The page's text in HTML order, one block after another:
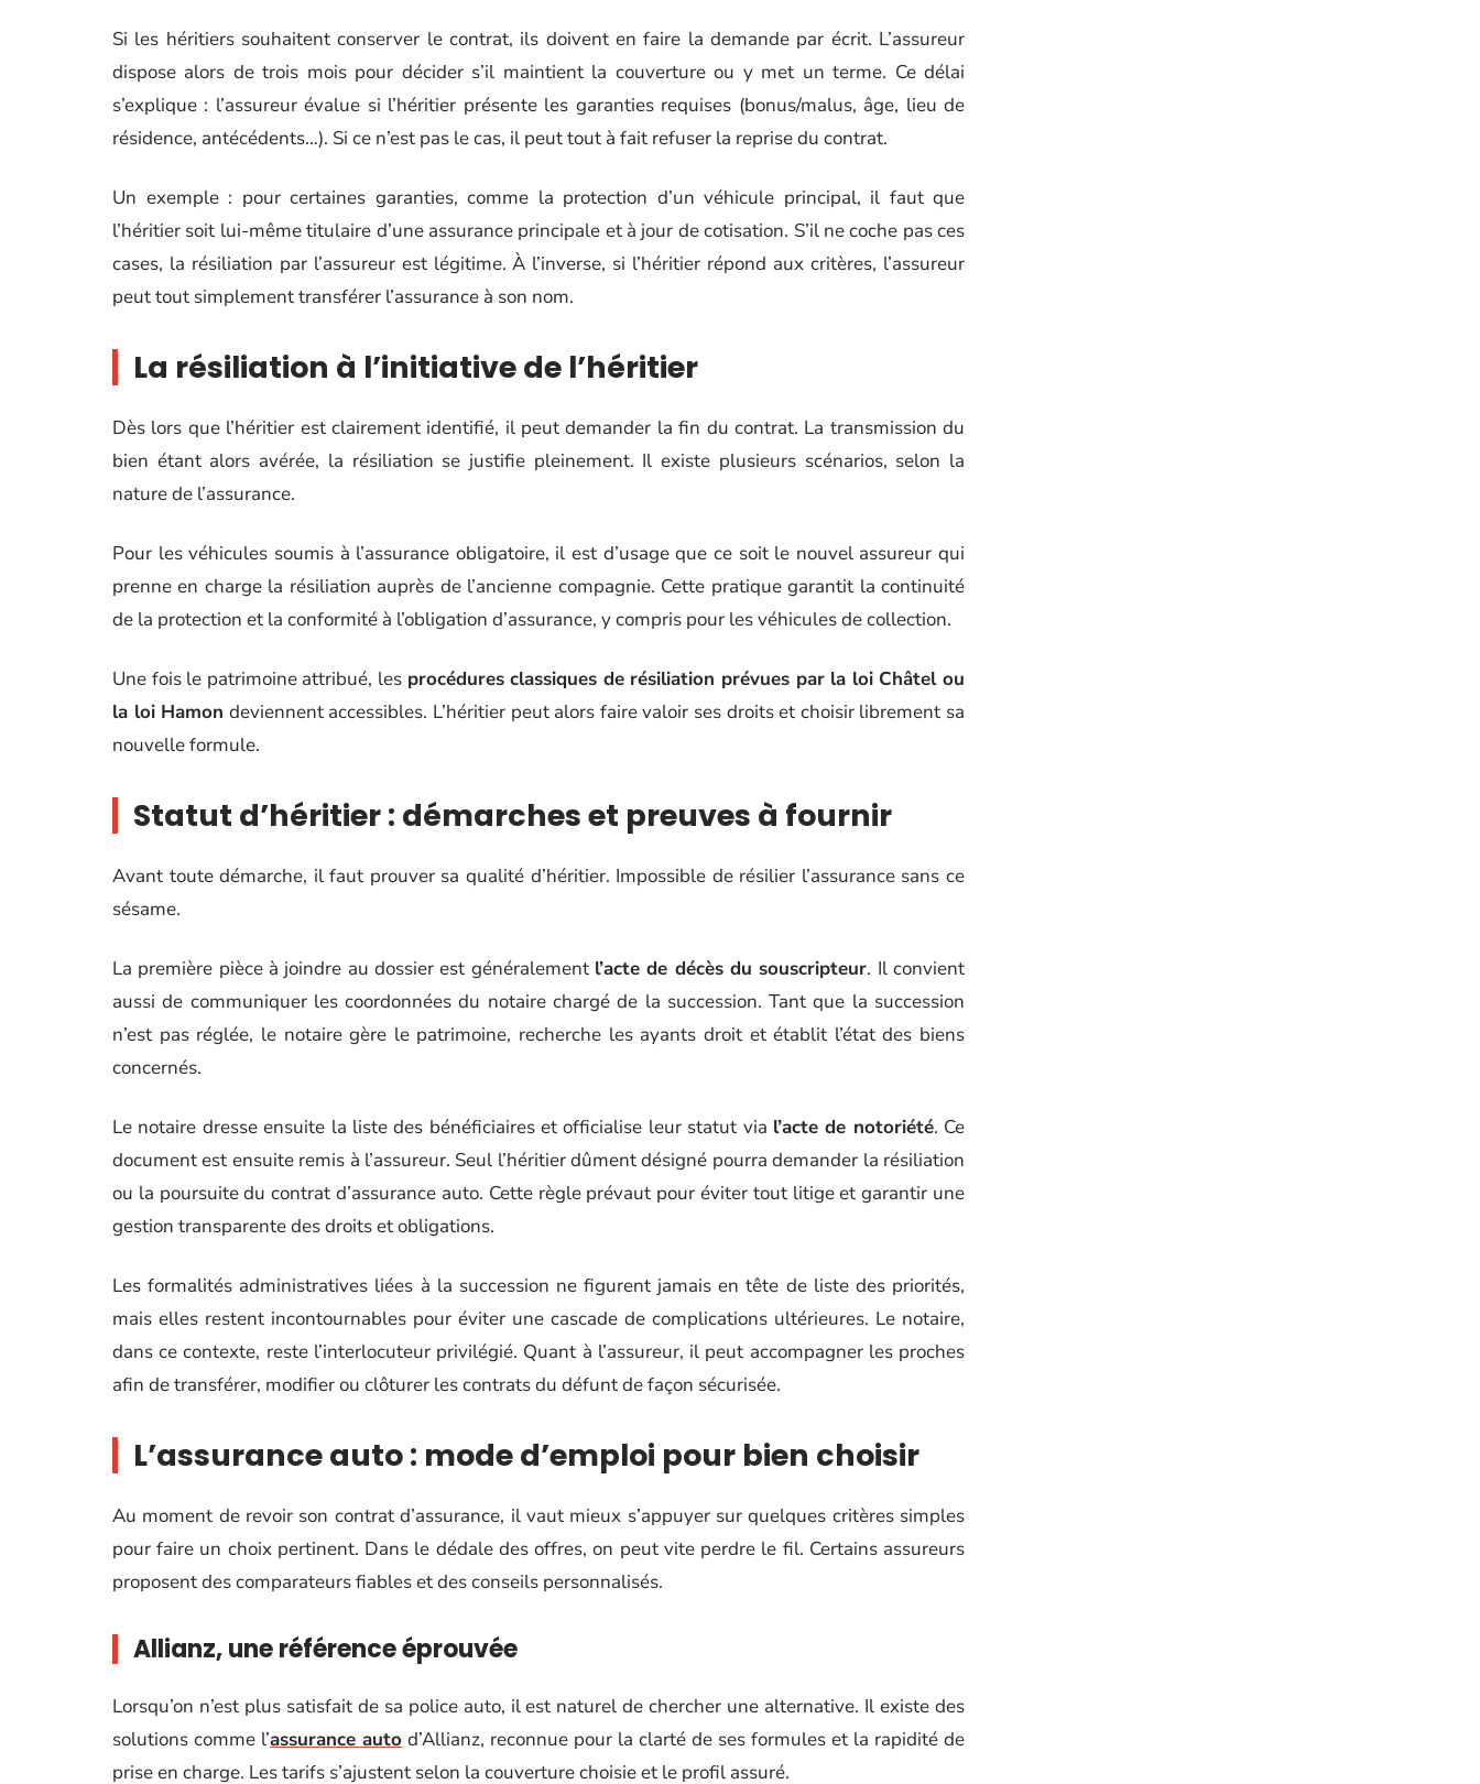
Si les héritiers souhaitent conserver le contrat, ils doivent en faire la demande par écrit. L’assureur
dispose alors de trois mois pour décider s’il maintient la couverture ou y met un terme. Ce délai
s’explique : l’assureur évalue si l’héritier présente les garanties requises (bonus/malus, âge, lieu de
résidence, antécédents…). Si ce n’est pas le cas, il peut tout à fait refuser la reprise du contrat.
Un exemple : pour certaines garanties, comme la protection d’un véhicule principal, il faut que
l’héritier soit lui-même titulaire d’une assurance principale et à jour de cotisation. S’il ne coche pas ces
cases, la résiliation par l’assureur est légitime. À l’inverse, si l’héritier répond aux critères, l’assureur
peut tout simplement transférer l’assurance à son nom.
La résiliation à l’initiative de l’héritier
Dès lors que l’héritier est clairement identifié, il peut demander la fin du contrat. La transmission du
bien étant alors avérée, la résiliation se justifie pleinement. Il existe plusieurs scénarios, selon la
nature de l’assurance.
Pour les véhicules soumis à l’assurance obligatoire, il est d’usage que ce soit le nouvel assureur qui
prenne en charge la résiliation auprès de l’ancienne compagnie. Cette pratique garantit la continuité
de la protection et la conformité à l’obligation d’assurance, y compris pour les véhicules de collection.
Une fois le patrimoine attribué, les procédures classiques de résiliation prévues par la loi Châtel ou
la loi Hamon deviennent accessibles. L’héritier peut alors faire valoir ses droits et choisir librement sa
nouvelle formule.
Statut d’héritier : démarches et preuves à fournir
Avant toute démarche, il faut prouver sa qualité d’héritier. Impossible de résilier l’assurance sans ce
sésame.
La première pièce à joindre au dossier est généralement l’acte de décès du souscripteur. Il convient
aussi de communiquer les coordonnées du notaire chargé de la succession. Tant que la succession
n’est pas réglée, le notaire gère le patrimoine, recherche les ayants droit et établit l’état des biens
concernés.
Le notaire dresse ensuite la liste des bénéficiaires et officialise leur statut via l’acte de notoriété. Ce
document est ensuite remis à l’assureur. Seul l’héritier dûment désigné pourra demander la résiliation
ou la poursuite du contrat d’assurance auto. Cette règle prévaut pour éviter tout litige et garantir une
gestion transparente des droits et obligations.
Les formalités administratives liées à la succession ne figurent jamais en tête de liste des priorités,
mais elles restent incontournables pour éviter une cascade de complications ultérieures. Le notaire,
dans ce contexte, reste l’interlocuteur privilégié. Quant à l’assureur, il peut accompagner les proches
afin de transférer, modifier ou clôturer les contrats du défunt de façon sécurisée.
L’assurance auto : mode d’emploi pour bien choisir
Au moment de revoir son contrat d’assurance, il vaut mieux s’appuyer sur quelques critères simples
pour faire un choix pertinent. Dans le dédale des offres, on peut vite perdre le fil. Certains assureurs
proposent des comparateurs fiables et des conseils personnalisés.
Allianz, une référence éprouvée
Lorsqu’on n’est plus satisfait de sa police auto, il est naturel de chercher une alternative. Il existe des
solutions comme l’assurance auto d’Allianz, reconnue pour la clarté de ses formules et la rapidité de
prise en charge. Les tarifs s’ajustent selon la couverture choisie et le profil assuré.